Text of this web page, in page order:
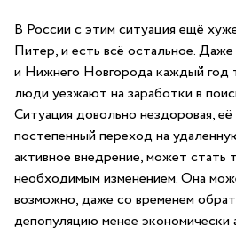
В России с этим ситуация ещё
Питер, и есть всё остальное.
и Нижнего Новгорода каждый год
люди уезжают на заработки в
Ситуация довольно нездоровая,
постепенный переход на
активное внедрение, может стать
необходимым изменением. Она
возможно, даже со временем
депопуляцию менее экономически